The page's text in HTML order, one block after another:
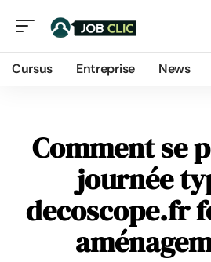
Cursus Entreprise News
Comment se
journée
decoscope.fr